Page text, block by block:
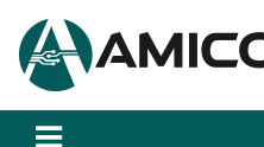
Amicopc.com